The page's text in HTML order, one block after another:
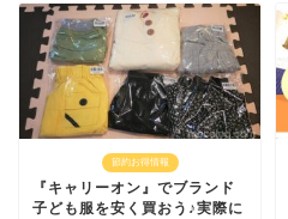
節約お得情報
『キャリーオン』でブランド
子ども服を安く買おう♪実際に